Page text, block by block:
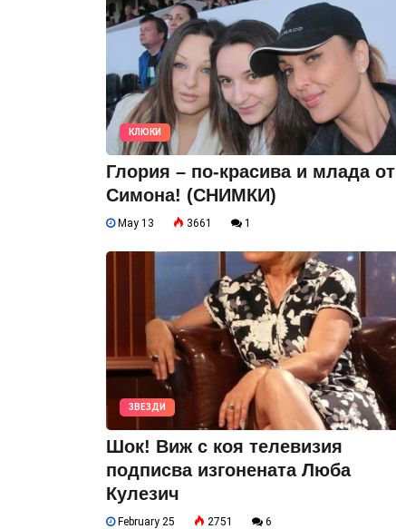
КЛЮКИ
Глория – по-красива и млада от
Симона! (СНИМКИ)
May 13 3661 1
ЗВЕЗДИ
Шок! Виж с коя телевизия
подписва изгонената Люба
Кулезич
February 25 2751 6